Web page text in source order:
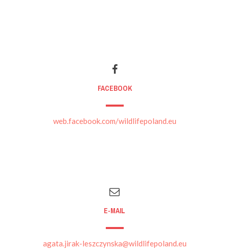
FACEBOOK
web.facebook.com/wildlifepoland.eu
E-MAIL
agata.jirak-leszczynska@wildlifepoland.eu